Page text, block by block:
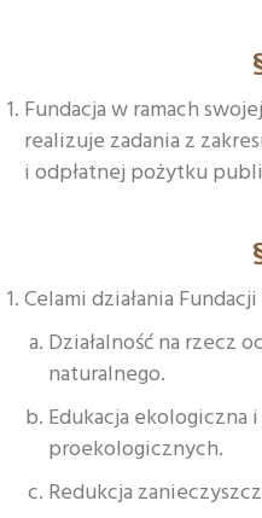
Fundacja w ramach
realizuje zadania z
i odpłatnej pożytku
Celami działania Fundacji
Działalność na rzecz
naturalnego.
Edukacja
proekologicznych.
Redukcja